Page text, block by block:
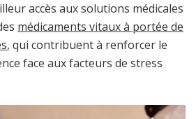
accès aux solutions médicales
médicaments vitaux à portée de
, qui contribuent à renforcer le
face aux facteurs de stress